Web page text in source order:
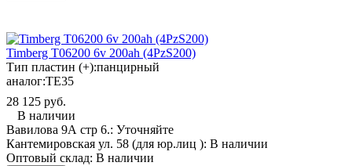
Timberg T06200 6v 200ah (4PzS200)
Тип пластин (+):панцирный
аналог:TE35
28 125 руб.
В наличии
Вавилова 9А стр 6.: Уточняйте
Кантемировская ул. 58 (для юр.лиц ): В наличии
Оптовый склад: В наличии